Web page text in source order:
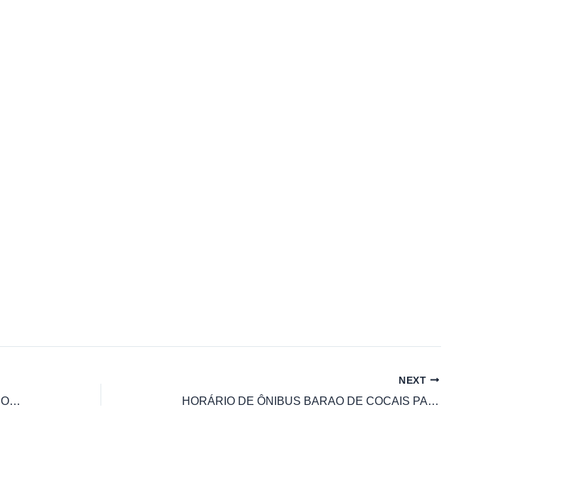
HORÁRIO DE ÔNIBUS ITABIRITO PARA OURO PRETO
NEXT
HORÁRIO DE ÔNIBUS BARAO DE COCAIS PARA SANTA BARBARA